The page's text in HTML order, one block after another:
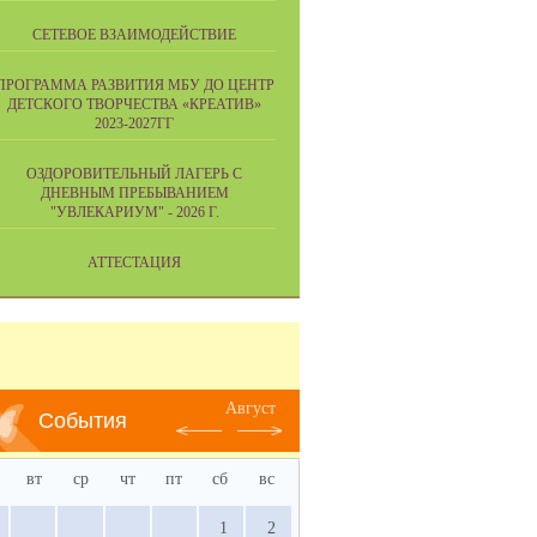
СЕТЕВОЕ ВЗАИМОДЕЙСТВИЕ
РАЗВИТИЯ МБУ ДО ЦЕНТР
ДЕТСКОГО ТВОРЧЕСТВА «КРЕАТИВ»
2023-2027ГГ
ОЗДОРОВИТЕЛЬНЫЙ ЛАГЕРЬ С
ДНЕВНЫМ ПРЕБЫВАНИЕМ
"УВЛЕКАРИУМ" - 2026 Г.
АТТЕСТАЦИЯ
События
Август
вт ср чт пт сб вс
1 2